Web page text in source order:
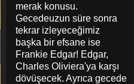
merak konusu.
Gecedeuzun süre sonra
tekrar izleyeceğimiz
başka bir efsane ise
Frankie Edgar! Edgar,
Charles Oliviera'ya karşı
dövüşecek. Ayrıca gecede